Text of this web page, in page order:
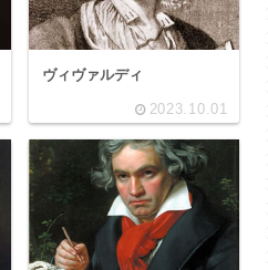
ヴィヴァルディ
2023.10.01